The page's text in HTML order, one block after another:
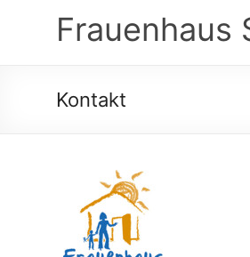
Frauenhaus
Kontakt